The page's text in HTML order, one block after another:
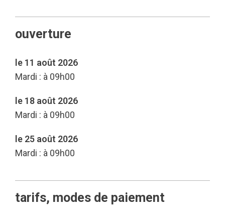
ouverture
le 11 août 2026
Mardi : à 09h00
le 18 août 2026
Mardi : à 09h00
le 25 août 2026
Mardi : à 09h00
tarifs, modes de paiement